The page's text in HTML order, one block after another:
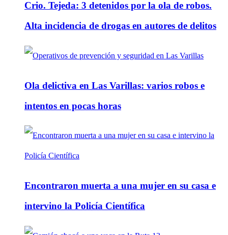
Crio. Tejeda: 3 detenidos por la ola de robos.
Alta incidencia de drogas en autores de delitos
Ola delictiva en Las Varillas: varios robos e
intentos en pocas horas
Encontraron muerta a una mujer en su casa e
intervino la Policía Científica